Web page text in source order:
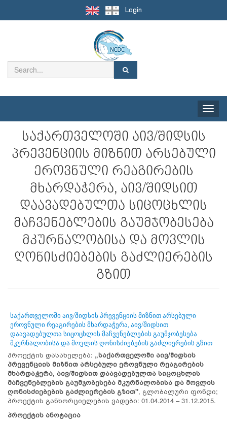
Login
Toggle
საქართველოში აივ/შიდსის
პრევენციის მიზნით არსებული
ეროვნული რეაგირების
მხარდაჭერა, აივ/შიდსით
დაავადებულთა სიცოცხლის
მაჩვენებლების გაუმჯობესება
მკურნალობისა და მოვლის
ღონისძიებების გაძლიერების
გზით
საქართველოში აივ/შიდსის პრევენციის მიზნით არსებული
ეროვნული რეაგირების მხარდაჭერა, აივ/შიდსით
დაავადებულთა სიცოცხლის მაჩვენებლების გაუმჯობესება
მკურნალობისა და მოვლის ღონისძიებების გაძლიერების გზით
პროექტის დასახელება: „საქართველოში აივ/შიდსის
პრევენციის მიზნით არსებული ეროვნული რეაგირების
მხარდაჭერა, აივ/შიდსით დაავადებულთა სიცოცხლის
მაჩვენებლების გაუმჯობესება მკურნალობისა და მოვლის
ღონისძიებების გაძლიერების გზით", გლობალური ფონდი;
პროექტის განხორციელების ვადები: 01.04.2014 – 31.12.2015.
პროექტის ანოტაცია